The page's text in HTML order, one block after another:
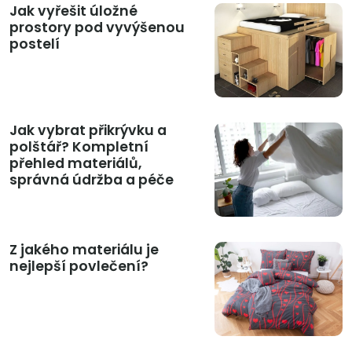
Jak vyřešit úložné
prostory pod vyvýšenou
postelí
Jak vybrat přikrývku a
polštář? Kompletní
přehled materiálů,
správná údržba a péče
Z jakého materiálu je
nejlepší povlečení?